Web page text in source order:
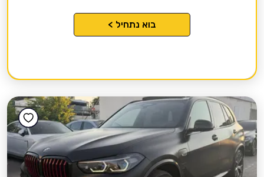
בוא נתחיל >